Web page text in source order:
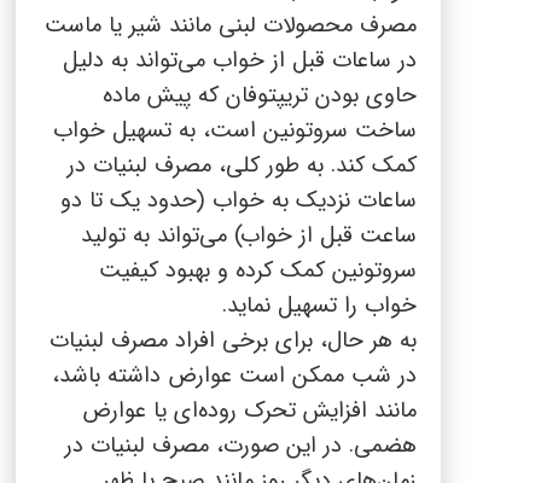
مصرف محصولات لبنی مانند شیر یا ماست
در ساعات قبل از خواب می‌تواند به دلیل
حاوی بودن تریپتوفان که پیش ماده
ساخت سروتونین است، به تسهیل خواب
کمک کند. به طور کلی، مصرف لبنیات در
ساعات نزدیک به خواب (حدود یک تا دو
ساعت قبل از خواب) می‌تواند به تولید
سروتونین کمک کرده و بهبود کیفیت
خواب را تسهیل نماید.
به هر حال، برای برخی افراد مصرف لبنیات
در شب ممکن است عوارض داشته باشد،
مانند افزایش تحرک روده‌ای یا عوارض
هضمی. در این صورت، مصرف لبنیات در